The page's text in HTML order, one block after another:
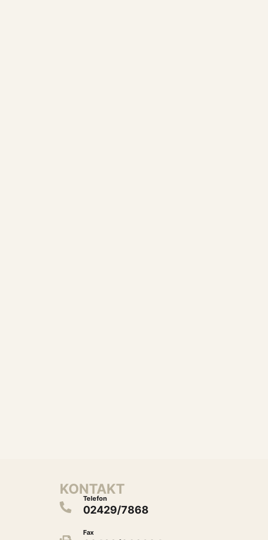
KONTAKT
Telefon
02429/7868
Fax